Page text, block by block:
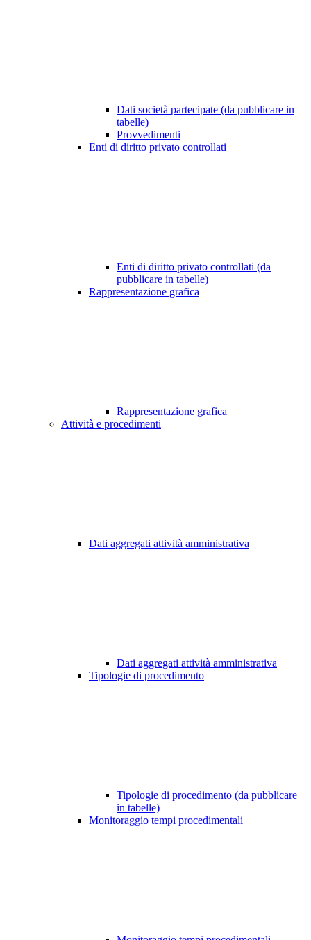
Dati società partecipate (da pubblicare in
tabelle)
Provvedimenti
Enti di diritto privato controllati
Enti di diritto privato controllati (da
pubblicare in tabelle)
Rappresentazione grafica
Rappresentazione grafica
Attività e procedimenti
Dati aggregati attività amministrativa
Dati aggregati attività amministrativa
Tipologie di procedimento
Tipologie di procedimento (da pubblicare
in tabelle)
Monitoraggio tempi procedimentali